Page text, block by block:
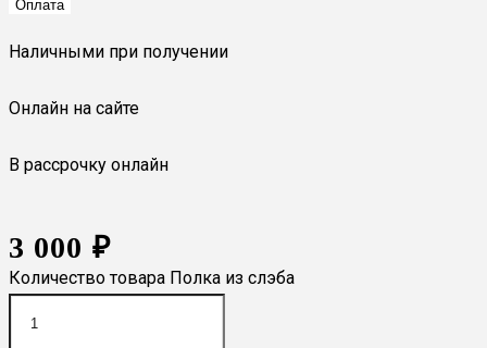
Оплата
Наличными при получении
Онлайн на сайте
В рассрочку онлайн
3 000 ₽
Количество товара Полка из слэба